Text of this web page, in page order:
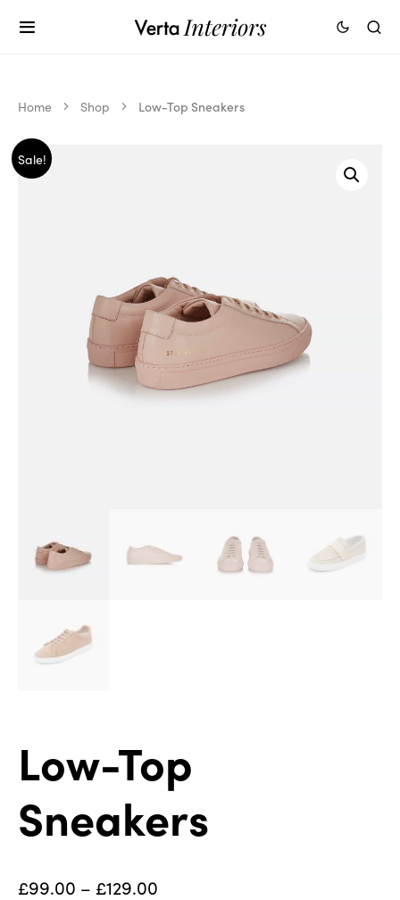
Home Shop Low-Top Sneakers
Sale!
Low-Top
Sneakers
£99.00 – £129.00